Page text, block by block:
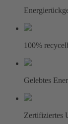
100%
Gelebtes
Zertifiziertes